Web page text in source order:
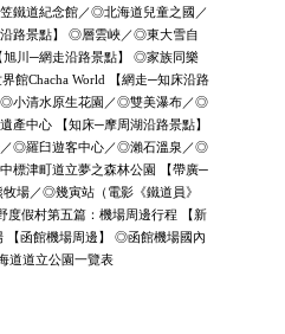
鐵道紀念館／◎北海道兒童之國／
路景點】 ◎層雲峽／◎東大雪自
川─網走沿路景點】 ◎家族同樂
館Chacha World 【網走─知床沿路
小清水原生花園／◎雙美瀑布／◎
產中心 【知床─摩周湖沿路景點】
◎羅臼遊客中心／◎瀨石溫泉／◎
標津町道立夢之森林公園 【帶廣─
場／◎幾寅站（電影《鐵道員》
假村第五篇：機場周邊行程 【新
【函館機場周邊】 ◎函館機場國內
道道立公園一覽表